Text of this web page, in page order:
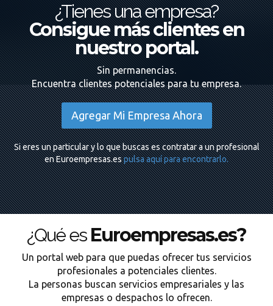
¿Tienes una empresa?
Consigue más clientes en
nuestro portal.
Sin permanencias.
Encuentra clientes potenciales para tu empresa.
Agregar Mi Empresa Ahora
Si eres un particular y lo que buscas es contratar a un profesional
en Euroempresas.espulsa aquí para encontrarlo.
¿Qué esEuroempresas.es?
Un portal web para que puedas ofrecer tus servicios
profesionales a potenciales clientes.
La personas buscan servicios empresariales y las
empresas o despachos lo ofrecen.